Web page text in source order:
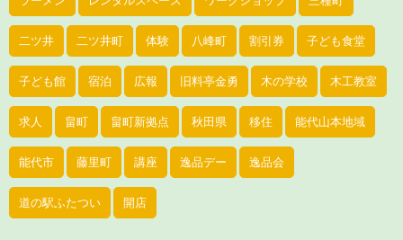
二ツ井 二ツ井町 体験 八峰町 割引券 子ども食堂
子ども館 宿泊 広報 旧料亭金勇 木の学校 木工教室
求人 畠町 畠町新拠点 秋田県 移住 能代山本地域
能代市 藤里町 講座 逸品デー 逸品会
道の駅ふたつい 開店